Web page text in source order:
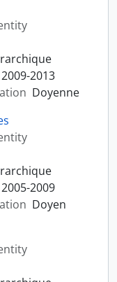
2009-2013
Doyenne
2005-2009
Doyen